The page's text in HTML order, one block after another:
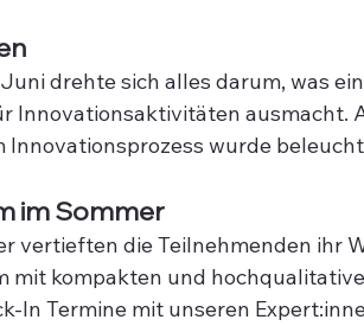
drehte sich alles darum, was
Innovationsaktivitäten ausmacht.
Innovationsprozess wurde
im Sommer
vertieften die Teilnehmenden ihr
mit kompakten und
In Termine mit unseren